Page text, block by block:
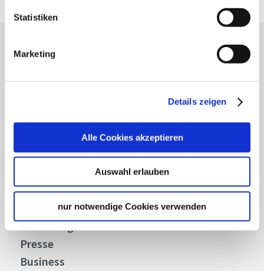
Statistiken
Marketing
Details zeigen
Alle Cookies akzeptieren
Auswahl erlauben
nur notwendige Cookies verwenden
Lassen Sie sich inspirieren!
Stuttgart und Region immer up-to-date.
Über uns
Stellenangebote
Presse
Business